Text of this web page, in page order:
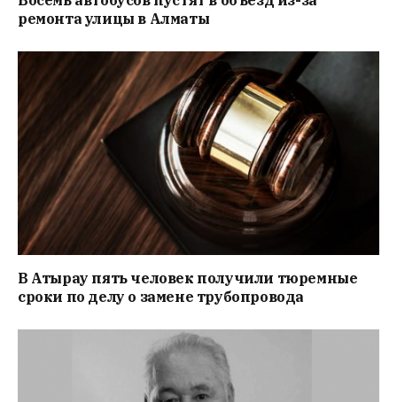
ремонта улицы в Алматы
В Атырау пять человек получили тюремные
сроки по делу о замене трубопровода